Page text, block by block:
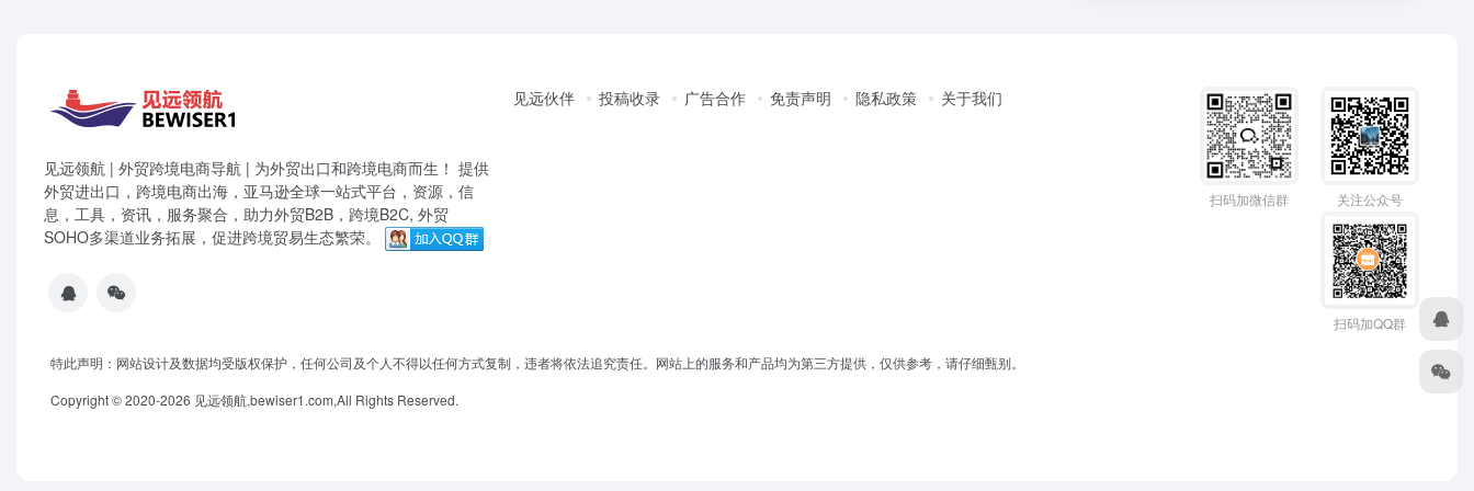
见远领航 | 外贸跨境电商导航 | 为外贸出口和跨境电商而生！ 提供
外贸进出口，跨境电商出海，亚马逊全球一站式平台，资源，信
息，工具，资讯，服务聚合，助力外贸B2B，跨境B2C, 外贸
SOHO多渠道业务拓展，促进跨境贸易生态繁荣。
见远伙伴 投稿收录 广告合作 免责声明 隐私政策 关于我们
扫码加微信群 关注公众号
扫码加QQ群
特此声明：网站设计及数据均受版权保护，任何公司及个人不得以任何方式复制，违者将依法追究责任。网站上的服务和产品均为第三方提供，仅供参考，请仔细甄别。
Copyright © 2020-2026 见远领航,bewiser1.com,All Rights Reserved.